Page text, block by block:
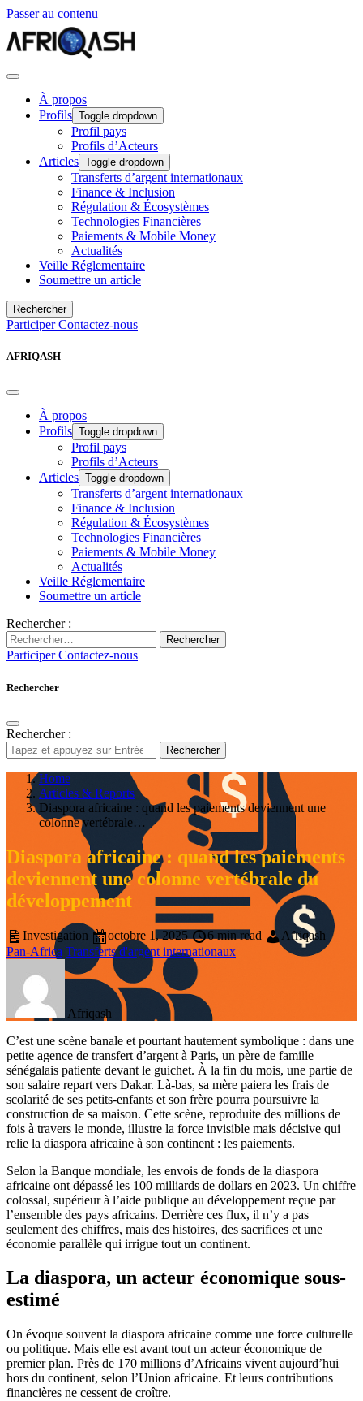
Passer au contenu
À propos
Profils Toggle dropdown
Profil pays
Profils d’Acteurs
Articles Toggle dropdown
Transferts d’argent internationaux
Finance & Inclusion
Régulation & Écosystèmes
Technologies Financières
Paiements & Mobile Money
Actualités
Veille Réglementaire
Soumettre un article
Rechercher
ParticiperContactez-nous
AFRIQASH
À propos
Profils Toggle dropdown
Profil pays
Profils d’Acteurs
Articles Toggle dropdown
Transferts d’argent internationaux
Finance & Inclusion
Régulation & Écosystèmes
Technologies Financières
Paiements & Mobile Money
Actualités
Veille Réglementaire
Soumettre un article
Rechercher :
Rechercher
ParticiperContactez-nous
Rechercher
Rechercher :
Rechercher
Home
Articles & Reports
Diaspora africaine : quand les paiements deviennent une
colonne vertébrale…
Diaspora africaine : quand les paiements
deviennent une colonne vertébrale du
développement
Investigation octobre 1, 2025 6 min read
Afriqash
Pan-Africa Transferts d'argent internationaux
Afriqash
C’est une scène banale et pourtant hautement symbolique : dans une
petite agence de transfert d’argent à Paris, un père de famille
sénégalais patiente devant le guichet. À la fin du mois, une partie de
son salaire repart vers Dakar. Là-bas, sa mère paiera les frais de
scolarité de ses petits-enfants et son frère pourra poursuivre la
construction de sa maison. Cette scène, reproduite des millions de
fois à travers le monde, illustre la force invisible mais décisive qui
relie la diaspora africaine à son continent : les paiements.
Selon la Banque mondiale, les envois de fonds de la diaspora
africaine ont dépassé les 100 milliards de dollars en 2023. Un chiffre
colossal, supérieur à l’aide publique au développement reçue par
l’ensemble des pays africains. Derrière ces flux, il n’y a pas
seulement des chiffres, mais des histoires, des sacrifices et une
économie parallèle qui irrigue tout un continent.
La diaspora, un acteur économique sous-
estimé
On évoque souvent la diaspora africaine comme une force culturelle
ou politique. Mais elle est avant tout un acteur économique de
premier plan. Près de 170 millions d’Africains vivent aujourd’hui
hors du continent, selon l’Union africaine. Et leurs contributions
financières ne cessent de croître.